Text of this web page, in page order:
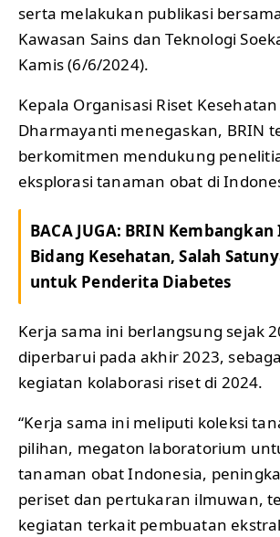
serta melakukan publikasi
Kawasan Sains dan Teknologi
Kamis (6/6/2024).
Kepala Organisasi Riset
Dharmayanti menegaskan, BRIN
berkomitmen mendukung
eksplorasi tanaman obat di
BACA JUGA: BRIN Kembangkan
Bidang Kesehatan, Salah
untuk Penderita Diabetes
Kerja sama ini berlangsung sejak
diperbarui pada akhir 2023,
kegiatan kolaborasi riset di 2024.
“Kerja sama ini meliputi koleksi
pilihan, megaton laboratorium
tanaman obat Indonesia,
periset dan pertukaran ilmuwan,
kegiatan terkait pembuatan